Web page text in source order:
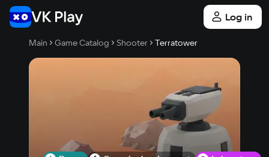
Log in
Main Game Catalog Shooter Terratower